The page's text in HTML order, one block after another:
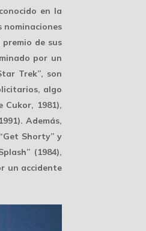
en la
nominaciones
de sus
por un
Trek”, son
algo
Cukor, 1981),
Además,
Shorty” y
(1984),
un accidente